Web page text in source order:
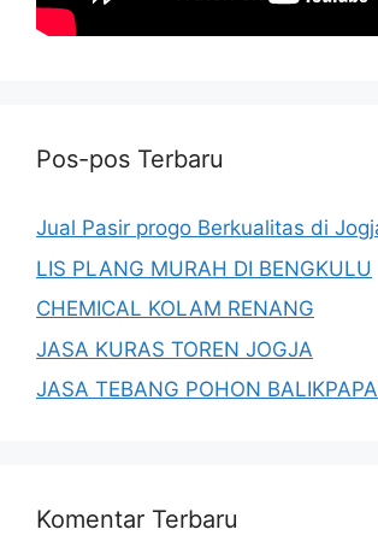
Pos-pos Terbaru
Jual Pasir progo Berkualitas di
LIS PLANG MURAH DI BENGKULU
CHEMICAL KOLAM RENANG
JASA KURAS TOREN JOGJA
JASA TEBANG POHON
Komentar Terbaru